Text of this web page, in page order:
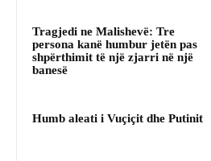
Tragjedi ne Malishevë: Tre
persona kanë humbur jetën pas
shpërthimit të një zjarri në një
banesë
Humb aleati i Vuçiçit dhe Putinit